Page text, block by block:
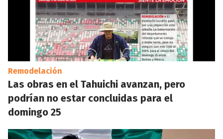
Remodelación
Las obras en el Tahuichi avanzan, pero
podrían no estar concluidas para el
domingo 25